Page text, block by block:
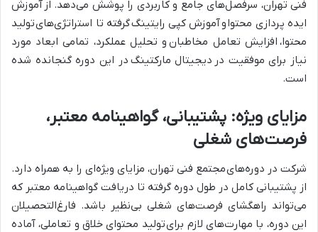
فنی تهران، سرفصل‌های جامع و کاربردی را پوشش می‌دهد. از آموزش
ایده پردازی محتواوآموزش کپی رایتینگگرفته تا استراتژی‌هایتولید
محتوا، افزایش تعامل مخاطبان و تحلیل عملکرد، تمامی ابعاد مورد
نیاز برای موفقیت در دیجیتال مارکتینگ در این دوره گنجانده شده
است.
مزایای ویژه: پشتیبانی، گواهینامه معتبر،
فرصت‌های شغلی
شرکت در دوره‌هایمجتمع فنی تهران، مزایای ویژه‌ای را به همراه دارد.
از پشتیبانی کامل در طول دوره گرفته تا دریافت گواهینامه معتبر که
می‌تواند راهگشای فرصت‌های شغلی بی‌نظیر باشد. فارغ‌التحصیلان
این دوره، با مهارت‌های لازم برایتولید محتوای خلاق و تعاملی، آماده